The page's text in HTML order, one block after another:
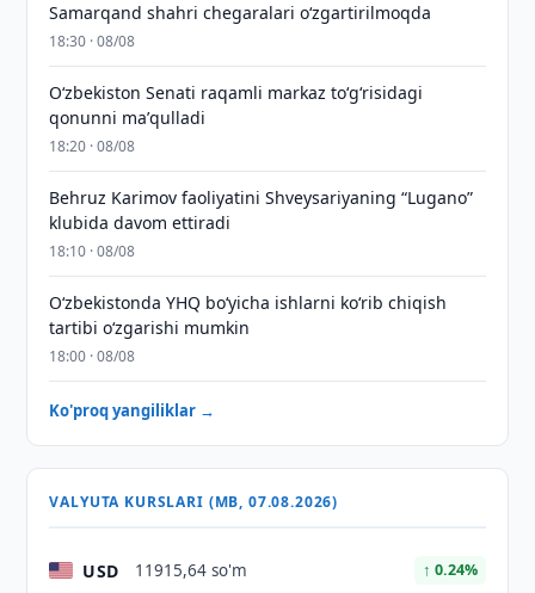
Samarqand shahri chegaralari oʻzgartirilmoqda
18:30 · 08/08
Oʻzbekiston Senati raqamli markaz toʻgʻrisidagi
qonunni maʼqulladi
18:20 · 08/08
Behruz Karimov faoliyatini Shveysariyaning “Lugano”
klubida davom ettiradi
18:10 · 08/08
O‘zbekistonda YHQ bo‘yicha ishlarni ko‘rib chiqish
tartibi o‘zgarishi mumkin
18:00 · 08/08
Ko'proq yangiliklar →
VALYUTA KURSLARI (MB, 07.08.2026)
USD 11915,64 so'm ↑ 0.24%